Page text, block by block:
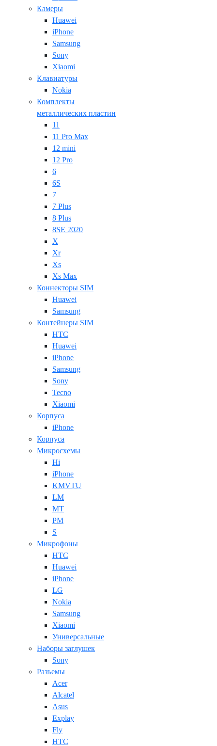
Камеры
Huawei
iPhone
Samsung
Sony
Xiaomi
Клавиатуры
Nokia
Комплекты
металлических пластин
11
11 Pro Max
12 mini
12 Pro
6
6S
7
7 Plus
8 Plus
8SE 2020
X
Xr
Xs
Xs Max
Коннекторы SIM
Huawei
Samsung
Контейнеры SIM
HTC
Huawei
iPhone
Samsung
Sony
Tecno
Xiaomi
Корпуса
iPhone
Корпуса
Микросхемы
Hi
iPhone
KMVTU
LM
MT
PM
S
Микрофоны
HTC
Huawei
iPhone
LG
Nokia
Samsung
Xiaomi
Универсальные
Наборы заглушек
Sony
Разъемы
Acer
Alcatel
Asus
Explay
Fly
HTC